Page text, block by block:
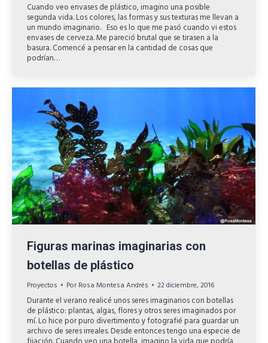
Cuando veo envases de plástico, imagino una posible
segunda vida. Los colores, las formas y sus texturas me llevan a
un mundo imaginario. Eso es lo que me pasó cuando vi estos
envases de cerveza. Me pareció brutal que se tirasen a la
basura. Comencé a pensar en la cantidad de cosas que
podrían…
Figuras marinas imaginarias con
botellas de plástico
Proyectos Por Rosa Montesa Andrés 22 diciembre, 2016
Durante el verano realicé unos seres imaginarios con botellas
de plástico: plantas, algas, flores y otros seres imaginados por
mí. Lo hice por puro divertimento y fotografié para guardar un
archivo de seres irreales. Desde entonces tengo una especie de